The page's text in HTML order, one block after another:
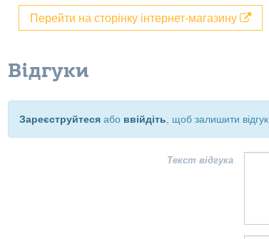
Перейти на сторінку інтернет-магазину
Відгуки
Зареєструйтеся або ввійдіть , щоб залишити відгук
Текст відгука